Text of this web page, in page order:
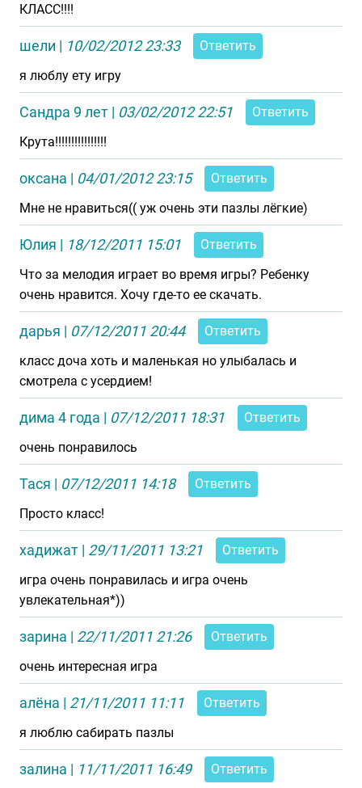
КЛАСС!!!!
шели | 10/02/2012 23:33
Ответить
я люблу ету игру
Сандра 9 лет | 03/02/2012 22:51
Ответить
Крута!!!!!!!!!!!!!!!!
оксана | 04/01/2012 23:15
Ответить
Мне не нравиться(( уж очень эти пазлы лёгкие)
Юлия | 18/12/2011 15:01
Ответить
Что за мелодия играет во время игры? Ребенку
очень нравится. Хочу где-то ее скачать.
дарья | 07/12/2011 20:44
Ответить
класс доча хоть и маленькая но улыбалась и
смотрела с усердием!
дима 4 года | 07/12/2011 18:31
Ответить
очень понравилось
Тася | 07/12/2011 14:18
Ответить
Просто класс!
хадижат | 29/11/2011 13:21
Ответить
игра очень понравилась и игра очень
увлекательная*))
зарина | 22/11/2011 21:26
Ответить
очень интересная игра
алёна | 21/11/2011 11:11
Ответить
я люблю сабирать пазлы
залина | 11/11/2011 16:49
Ответить